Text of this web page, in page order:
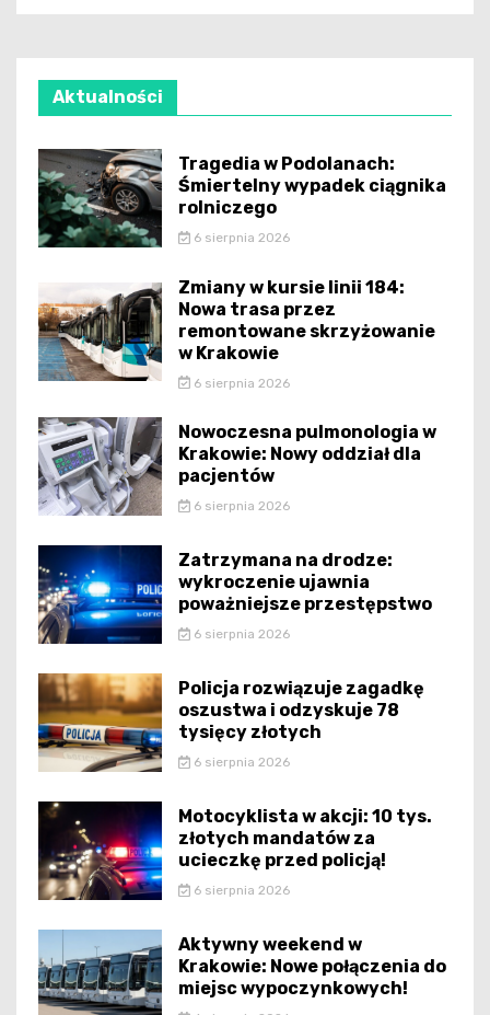
Aktualności
Tragedia w Podolanach:
Śmiertelny wypadek ciągnika
rolniczego
6 sierpnia 2026
Zmiany w kursie linii 184:
Nowa trasa przez
remontowane skrzyżowanie
w Krakowie
6 sierpnia 2026
Nowoczesna pulmonologia w
Krakowie: Nowy oddział dla
pacjentów
6 sierpnia 2026
Zatrzymana na drodze:
wykroczenie ujawnia
poważniejsze przestępstwo
6 sierpnia 2026
Policja rozwiązuje zagadkę
oszustwa i odzyskuje 78
tysięcy złotych
6 sierpnia 2026
Motocyklista w akcji: 10 tys.
złotych mandatów za
ucieczkę przed policją!
6 sierpnia 2026
Aktywny weekend w
Krakowie: Nowe połączenia do
miejsc wypoczynkowych!